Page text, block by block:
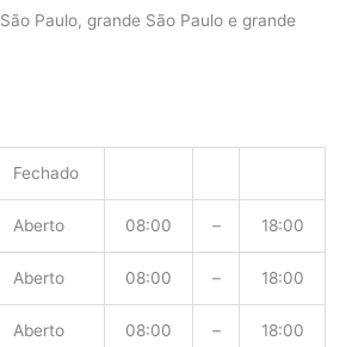
São Paulo, grande São Paulo e grande
Fechado
Aberto 08:00 – 18:00
Aberto 08:00 – 18:00
Aberto 08:00 – 18:00